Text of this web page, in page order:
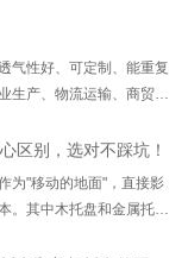
五...
气性好、可定制、能重复
生产、物流运输、商贸流
用细...
区别，选对不踩坑！
为"移动的地面"，直接影
。其中木托盘和金属托盘